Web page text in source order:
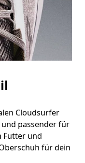
Cloudsurfer
passender für
Futter und
für dein